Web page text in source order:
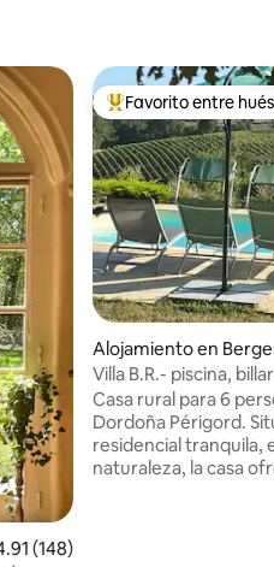
promedio: 4.91 de 5,
(148)
Favorito entre
Favorito entre
Alojamiento en
Villa B.R.- piscina,
Casa rural para 6
Dordoña Périgord.
residencial tranquila,
naturaleza, la casa